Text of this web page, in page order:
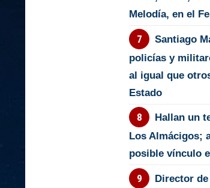
Melodía, en el
Santiago
policías y
al igual que
Estado
Hallan un
Los Almácigos;
posible vínculo
Director